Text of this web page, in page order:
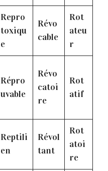
Repro
toxiqu
e
Révo
cable
Rot
ateu
r
Répro
uvable
Révo
catoi
re
Rot
atif
Reptili
en
Révol
tant
Rot
atoi
re